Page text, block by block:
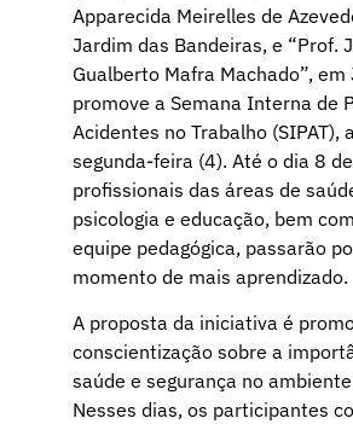
Apparecida Meirelles de
Jardim das Bandeiras, e “Prof.
Gualberto Mafra Machado”, em
promove a Semana Interna de
Acidentes no Trabalho (SIPAT),
segunda-feira (4). Até o dia 8
profissionais das áreas de
psicologia e educação, bem
equipe pedagógica, passarão
momento de mais aprendizado.
A proposta da iniciativa é
conscientização sobre a
saúde e segurança no
Nesses dias, os participantes